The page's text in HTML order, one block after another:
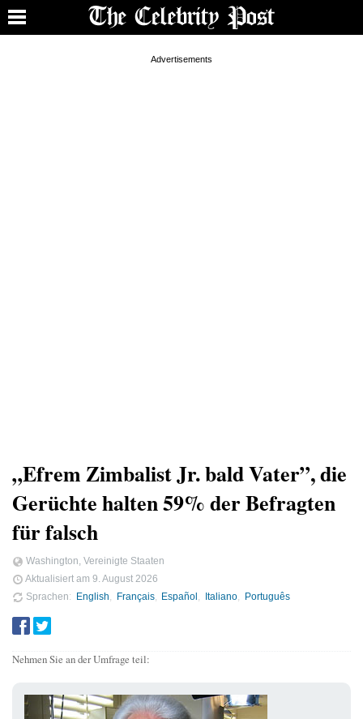
„Efrem Zimbalist Jr. bald Vater”, die
Gerüchte halten 59% der Befragten
für falsch
Washington, Vereinigte Staaten
Aktualisiert am 9. August 2026
Sprachen
English Français Español Italiano Português
Nehmen Sie an der Umfrage teil: